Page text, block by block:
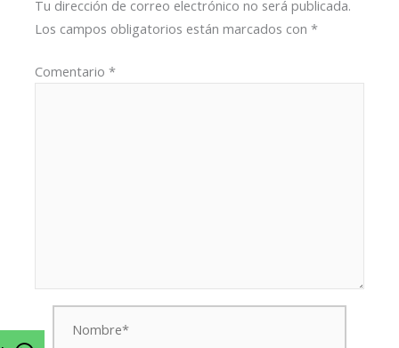
Tu dirección de correo electrónico no será publicada.
Los campos obligatorios están marcados con*
Comentario*
Nombre*